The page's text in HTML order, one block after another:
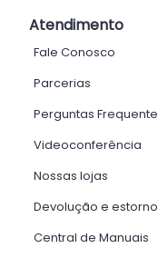
Atendimento
Fale Conosco
Parcerias
Perguntas
Videoconferência
Nossas lojas
Devolução e
Central de Manuais